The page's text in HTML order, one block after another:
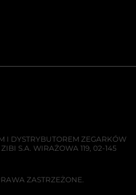
I DYSTRYBUTOREM ZEGARKÓW
S.A. WIRAŻOWA 119, 02-145
ZASTRZEŻONE.